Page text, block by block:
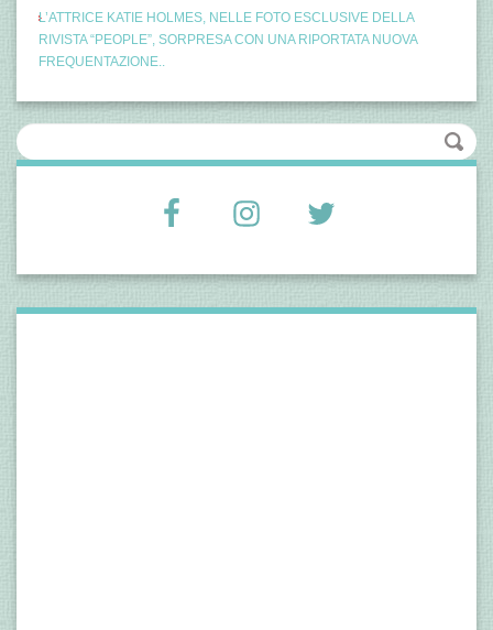
L’ATTRICE KATIE HOLMES, NELLE FOTO ESCLUSIVE DELLA
RIVISTA “PEOPLE”, SORPRESA CON UNA RIPORTATA NUOVA
FREQUENTAZIONE..